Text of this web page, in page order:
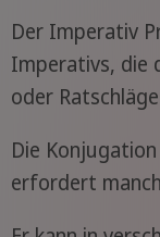
Der Imperativ
Imperativs, die
oder
Die
erfordert